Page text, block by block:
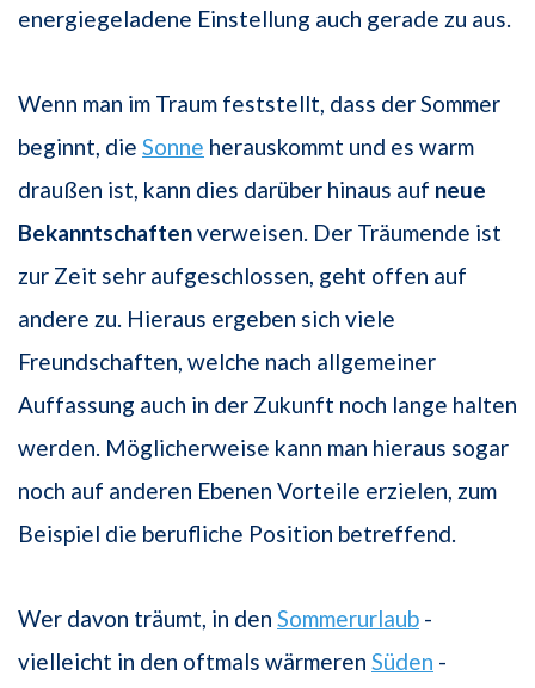
energiegeladene Einstellung auch gerade zu aus.
Wenn man im Traum feststellt, dass der Sommer
beginnt, die Sonne herauskommt und es warm
draußen ist, kann dies darüber hinaus auf neue
Bekanntschaftenverweisen. Der Träumende ist
zur Zeit sehr aufgeschlossen, geht offen auf
andere zu. Hieraus ergeben sich viele
Freundschaften, welche nach allgemeiner
Auffassung auch in der Zukunft noch lange halten
werden. Möglicherweise kann man hieraus sogar
noch auf anderen Ebenen Vorteile erzielen, zum
Beispiel die berufliche Position betreffend.
Wer davon träumt, in den Sommerurlaub -
vielleicht in den oftmals wärmeren Süden -